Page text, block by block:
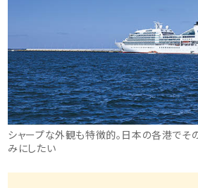
シャープな外観も特徴的。日本の各港でそ
みにしたい